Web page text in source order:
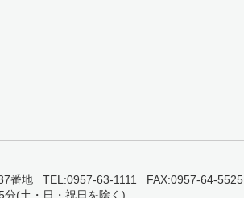
番地 TEL:0957-63-1111 FAX:0957-64-5525
(土・日・祝日を除く)